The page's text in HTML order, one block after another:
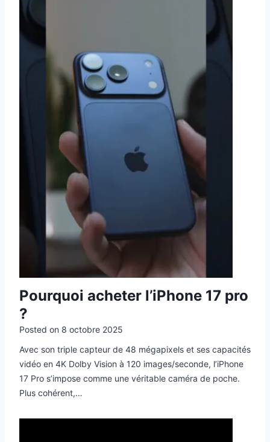
Pourquoi acheter l’iPhone 17 pro
?
Posted on 8 octobre 2025
Avec son triple capteur de 48 mégapixels et ses capacités
vidéo en 4K Dolby Vision à 120 images/seconde, l’iPhone
17 Pro s’impose comme une véritable caméra de poche.
Plus cohérent,…